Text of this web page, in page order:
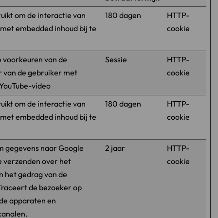
om de interactie van
embedded inhoud bij te
180 dagen
HTTP-
cookie
van de
van de gebruiker met
video
Sessie
HTTP-
cookie
om de interactie van
embedded inhoud bij te
180 dagen
HTTP-
cookie
gegevens naar Google
verzenden over het
het gedrag van de
de bezoeker op
apparaten en
2 jaar
HTTP-
cookie